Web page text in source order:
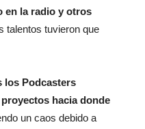
en la radio y otros
talentos tuvieron que
los Podcasters
hacia donde
un caos debido a